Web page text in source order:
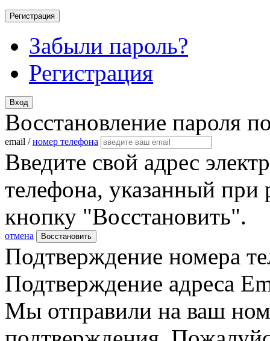
Регистрация
Забыли пароль?
Регистрация
Вход
Восстановление пароля
email /номер телефона
Введите свой адрес
телефона, указанный при
кнопку "Восстановить".
отмена Восстановить
Подтверждение номера
Подтверждение адреса
Мы отправили на ваш